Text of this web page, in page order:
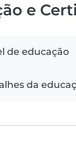
e
de educação
da